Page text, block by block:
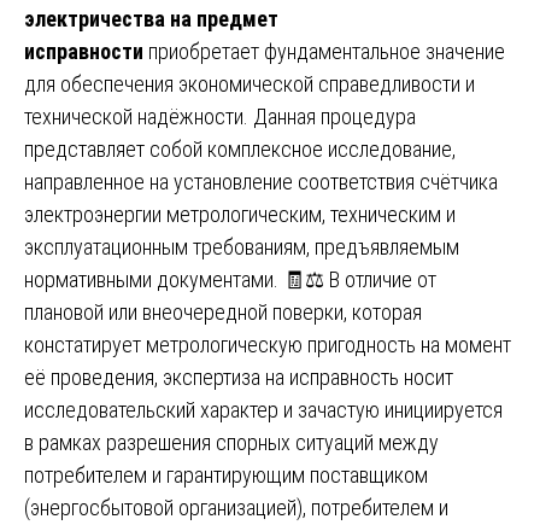
электричества на предмет
исправности приобретает фундаментальное значение
для обеспечения экономической справедливости и
технической надёжности. Данная процедура
представляет собой комплексное исследование,
направленное на установление соответствия счётчика
электроэнергии метрологическим, техническим и
эксплуатационным требованиям, предъявляемым
нормативными документами. 🧾⚖️ В отличие от
плановой или внеочередной поверки, которая
констатирует метрологическую пригодность на момент
её проведения, экспертиза на исправность носит
исследовательский характер и зачастую инициируется
в рамках разрешения спорных ситуаций между
потребителем и гарантирующим поставщиком
(энергосбытовой организацией), потребителем и